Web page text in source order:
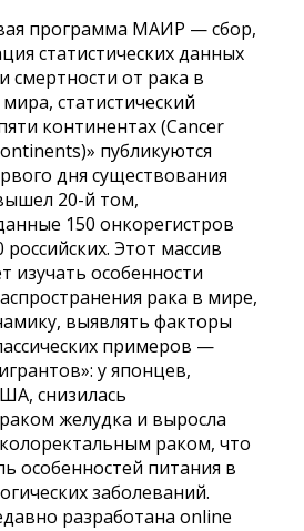
программа МАИР — сбор,
статистических данных
смертности от рака в
статистический
континентах (Cancer
публикуются
дня существования
20-й том,
150 онкорегистров
Этот массив
изучать особенности
рака в мире,
выявлять факторы
примеров —
у японцев,
снизилась
желудка и выросла
раком, что
особенностей питания в
заболеваний.
разработана online